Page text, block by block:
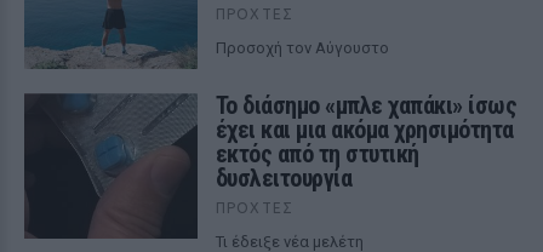
ΠΡΟΧΤΈΣ
Προσοχή τον Αύγουστο
Το διάσημο «μπλε χαπάκι» ίσως
έχει και μια ακόμα χρησιμότητα
εκτός από τη στυτική
δυσλειτουργία
ΠΡΟΧΤΈΣ
Τι έδειξε νέα μελέτη